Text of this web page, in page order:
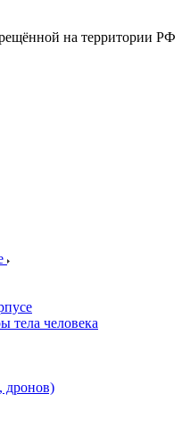
на территории РФ
тела человека
дронов)